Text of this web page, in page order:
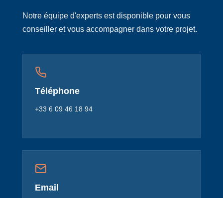
Notre équipe d'experts est disponible pour vous
conseiller et vous accompagner dans votre projet.
Téléphone
+33 6 09 46 18 94
Email